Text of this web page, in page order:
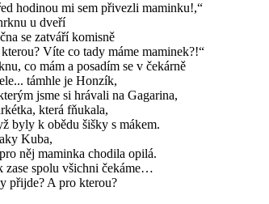
hodinou mi sem přivezli maminku!,“
u dveří
se zatváří komisně
Víte co tady máme maminek?!“
co mám a posadím se v čekárně
támhle je Honzík,
jsme si hrávali na Gagarina,
která fňukala,
byly k obědu šišky s mákem.
Kuba,
něj maminka chodila opilá.
zase spolu všichni čekáme…
přijde? A pro kterou?